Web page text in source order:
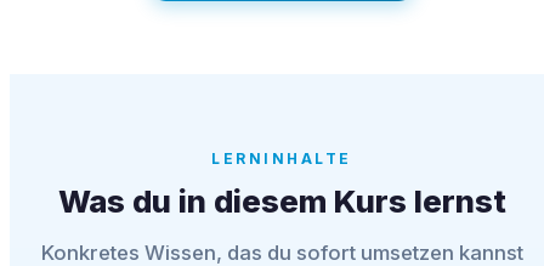
LERNINHALTE
Was du in diesem Kurs lernst
Konkretes Wissen, das du sofort umsetzen kannst